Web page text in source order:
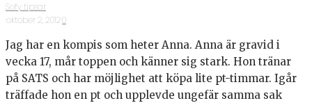
Sofy tipsar
·oktober 2, 2012·0
Jag har en kompis som heter Anna. Anna är gravid i
vecka 17, mår toppen och känner sig stark. Hon tränar
på SATS och har möjlighet att köpa lite pt-timmar. Igår
träffade hon en pt och upplevde ungefär samma sak